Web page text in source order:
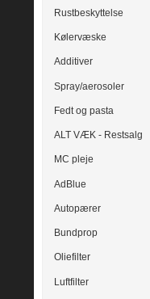
Rustbeskyttelse
Kølervæske
Additiver
Spray/aerosoler
Fedt og pasta
ALT VÆK - Restsalg
MC pleje
AdBlue
Autopærer
Bundprop
Oliefilter
Luftfilter